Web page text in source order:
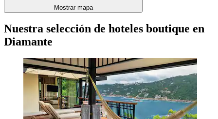
Mostrar mapa
Nuestra selección de hoteles boutique en
Diamante